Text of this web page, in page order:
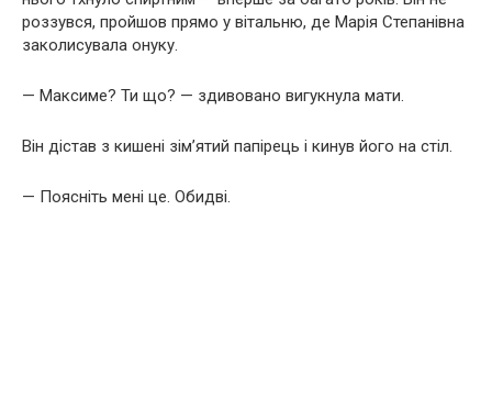
роззувся, пройшов прямо у вітальню, де Марія Степанівна
заколисувала онуку.
— Максиме? Ти що? — здивовано вигукнула мати.
Він дістав з кишені зім’ятий папірець і кинув його на стіл.
— Поясніть мені це. Обидві.